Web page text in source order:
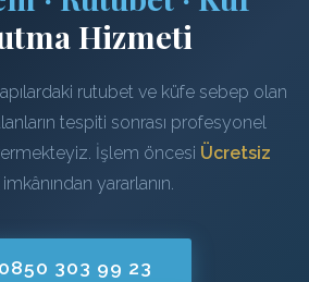
Hizmeti
rutubet ve küfe sebep olan
tespiti sonrası profesyonel
İşlem öncesi Ücretsiz
yararlanın.
0850 303 99 23